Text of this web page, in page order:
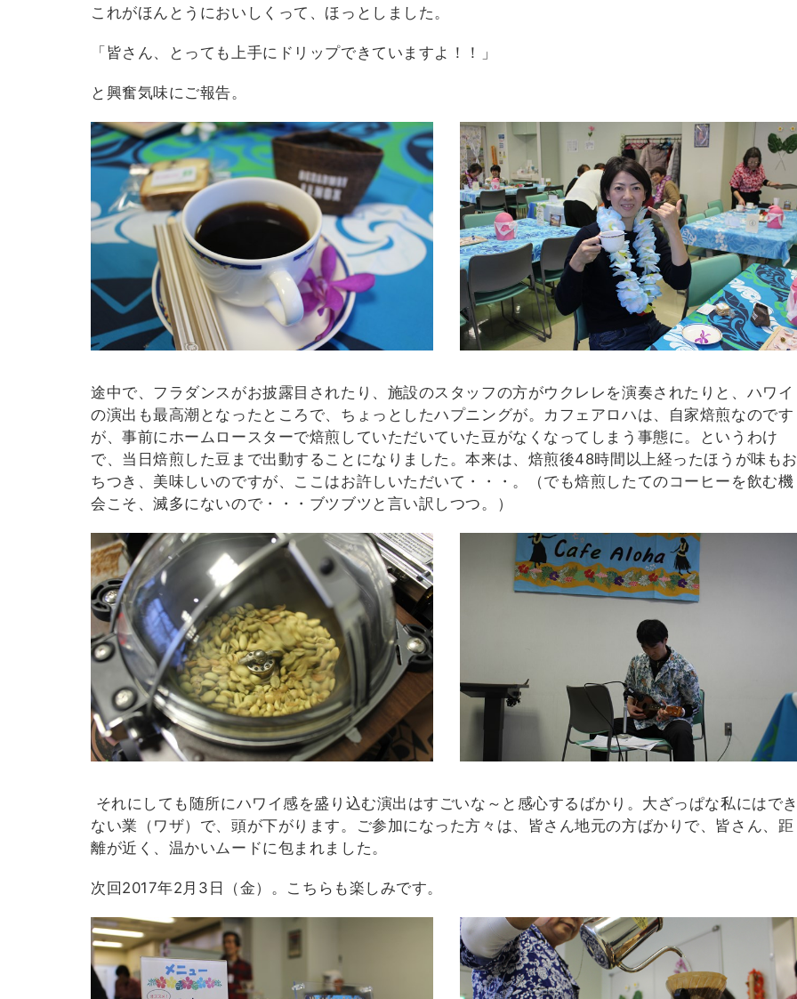
これがほんとうにおいしくって、ほっとしました。
「皆さん、とっても上手にドリップできていますよ！！」
と興奮気味にご報告。
途中で、フラダンスがお披露目されたり、施設のスタッフの方がウクレレを演奏されたりと、ハワイ
の演出も最高潮となったところで、ちょっとしたハプニングが。カフェアロハは、自家焙煎なのです
が、事前にホームロースターで焙煎していただいていた豆がなくなってしまう事態に。というわけ
で、 当日焙煎した豆まで出動することになりました。本来は、焙煎後48時間以上経ったほうが味もお
ちつき、美味しいのですが、ここはお許しいただいて・・・。（でも焙煎したてのコーヒーを飲む機
会こそ、滅多にないので・・・ブツブツと言い訳しつつ。）
それにしても随所にハワイ感を盛り込む演出はすごいな～と感心するばかり。大ざっぱな私にはで
ない業（ワザ）で、頭が下がります。ご参加になった方々は、皆さん地元の方ばかりで、皆さん、距
離が近く、温かいムードに包まれました。
次回2017年2月3日（金）。こちらも楽しみです。